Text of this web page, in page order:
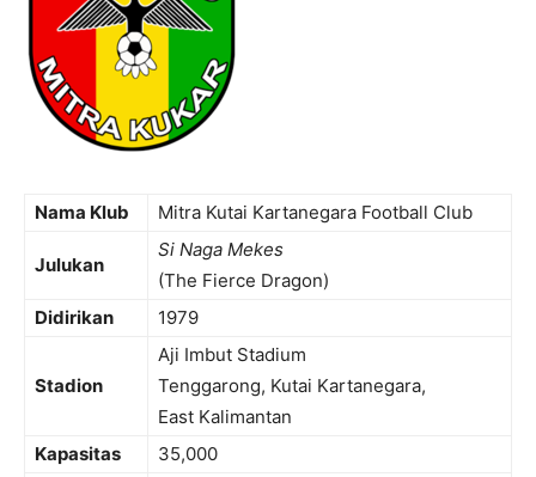
Nama Klub Mitra Kutai Kartanegara Football Club
Julukan
Si Naga Mekes
(The Fierce Dragon)
Didirikan
1979
Stadion
Aji Imbut Stadium
Tenggarong, Kutai Kartanegara,
East Kalimantan
Kapasitas
35,000